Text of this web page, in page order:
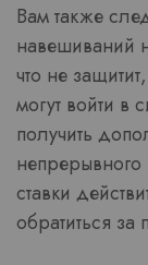
Вам также
навешиваний
что не
могут войти в
получить
непрерывного
ставки
обратиться